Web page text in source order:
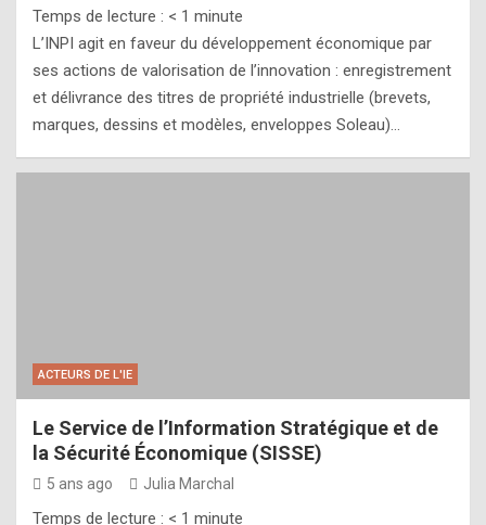
Temps de lecture : < 1 minute
L’INPI agit en faveur du développement économique par
ses actions de valorisation de l’innovation : enregistrement
et délivrance des titres de propriété industrielle (brevets,
marques, dessins et modèles, enveloppes Soleau)…
ACTEURS DE L'IE
Le Service de l’Information Stratégique et de
la Sécurité Économique (SISSE)
5 ans ago Julia Marchal
Temps de lecture : < 1 minute